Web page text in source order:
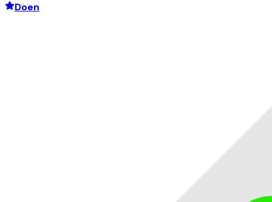
Doen